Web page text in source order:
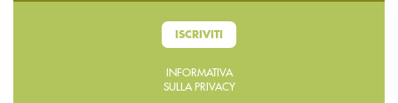
ISCRIVITI
INFORMATIVA
SULLA PRIVACY